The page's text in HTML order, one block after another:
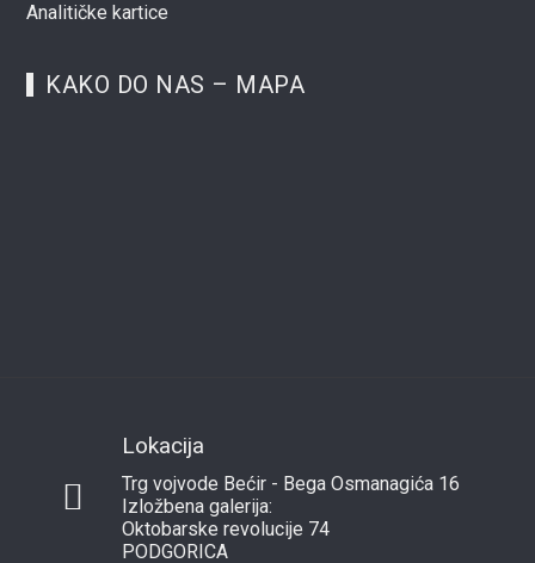
Analitičke kartice
KAKO DO NAS – MAPA
Lokacija
Trg vojvode Bećir - Bega Osmanagića 16
Izložbena galerija:
Oktobarske revolucije 74
PODGORICA